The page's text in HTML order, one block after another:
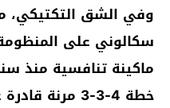
وفي الشق التكتيكي،
سكالوني على